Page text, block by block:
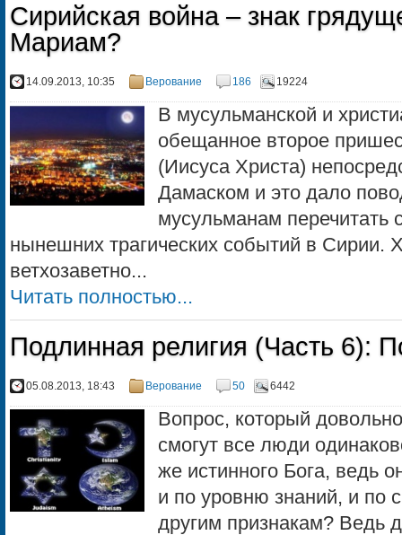
Сирийская война – знак
Мариам?
14.09.2013, 10:35 Верование 186 19224
В мусульманской и
обещанное второе
(Иисуса Христа)
Дамаском и это дало
мусульманам перечитать
нынешних трагических событий в Сирии.
ветхозаветно...
Читать полностью...
Подлинная религия (Часть 6):
05.08.2013, 18:43 Верование 50 6442
Вопрос, который
смогут все люди
же истинного Бога, ведь
и по уровню знаний, и по
другим признакам? Ведь